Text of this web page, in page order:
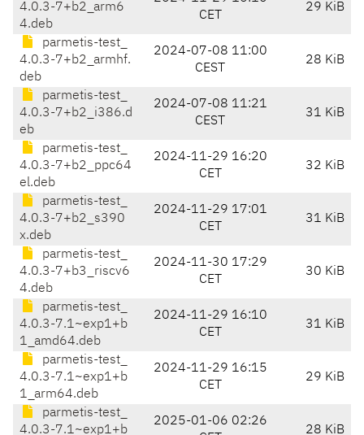
4.0.3-7+b2_arm6
4.deb
CET
29 KiB
parmetis-test_
4.0.3-7+b2_armhf.
deb
2024-07-08 11:00
CEST
28 KiB
parmetis-test_
4.0.3-7+b2_i386.d
eb
2024-07-08 11:21
CEST
31 KiB
parmetis-test_
4.0.3-7+b2_ppc64
el.deb
2024-11-29 16:20
CET
32 KiB
parmetis-test_
4.0.3-7+b2_s390
x.deb
2024-11-29 17:01
CET
31 KiB
parmetis-test_
4.0.3-7+b3_riscv6
4.deb
2024-11-30 17:29
CET
30 KiB
parmetis-test_
4.0.3-7.1~exp1+b
1_amd64.deb
2024-11-29 16:10
CET
31 KiB
parmetis-test_
4.0.3-7.1~exp1+b
1_arm64.deb
2024-11-29 16:15
CET
29 KiB
parmetis-test_
4.0.3-7.1~exp1+b
2025-01-06 02:26
28 KiB